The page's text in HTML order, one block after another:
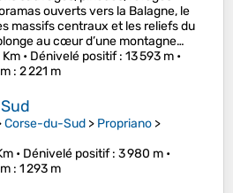
ouverts vers la Balagne, le
massifs centraux et les reliefs du
au cœur d’une montagne…
• Dénivelé positif: 13 593 m •
: 2 221 m
Corse-du-Sud > Propriano >
• Dénivelé positif: 3 980 m •
: 1 293 m